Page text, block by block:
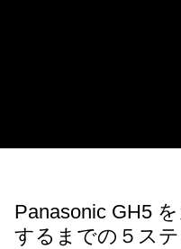
Panasonic GH5
するまでの５ス